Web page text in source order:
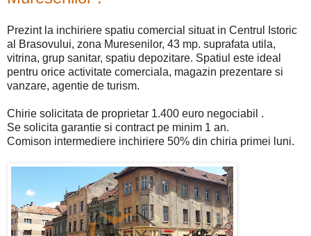
Prezint la inchiriere spatiu comercial situat in Centrul Istoric
al Brasovului, zona Muresenilor, 43 mp. suprafata utila,
vitrina, grup sanitar, spatiu depozitare. Spatiul este ideal
pentru orice activitate comerciala, magazin prezentare si
vanzare, agentie de turism.
Chirie solicitata de proprietar 1.400 euro negociabil .
Se solicita garantie si contract pe minim 1 an.
Comison intermediere inchiriere 50% din chiria primei luni.